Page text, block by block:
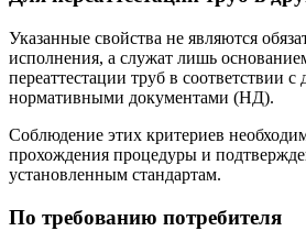
Указанные свойства не являются
исполнения, а служат лишь
переаттестации труб в соответствии с
нормативными документами (НД).
Соблюдение этих критериев
прохождения процедуры и
установленным стандартам.
По требованию потребителя